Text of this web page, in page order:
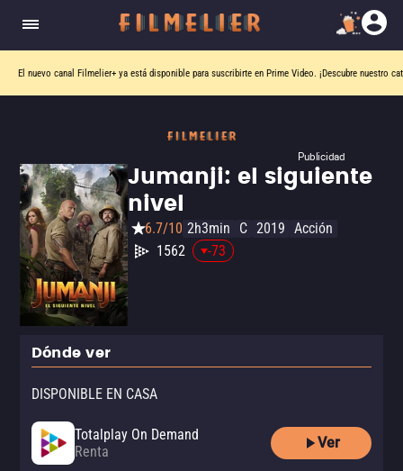
El nuevo canal Filmelier+ ya está disponible para suscribirte en Prime Video. ¡Descubre nuestro
Publicidad
Jumanji: el siguiente
nivel
6.7/10 2h3min C 2019 Acción
1562
-73
Dónde ver
DISPONIBLE EN CASA
Totalplay On Demand
Renta
Ver
Amazon Video
Apple TV Store
Claro video